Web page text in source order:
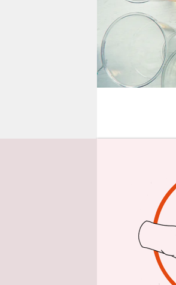
unterstützen
abo
genossenschaft
epaper login